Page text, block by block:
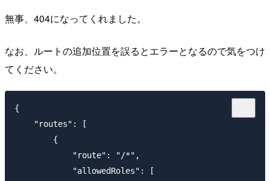
無事、404になってくれました。
なお、ルートの追加位置を誤るとエラーとなるので気をつけ
てください。
{
    "routes": [
        {
            "route": "/*",
            "allowedRoles": [